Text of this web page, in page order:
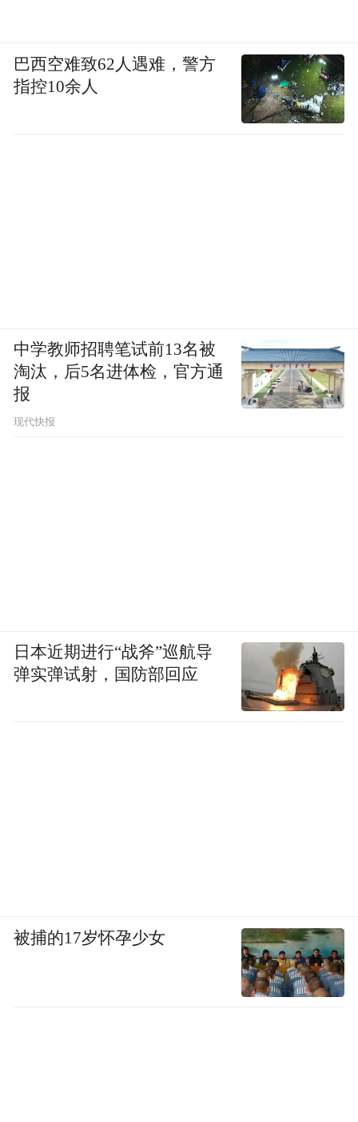
巴西空难致62人遇难，警方
指控10余人
中学教师招聘笔试前13名被
淘汰，后5名进体检，官方通
报
现代快报
日本近期进行“战斧”巡航导
弹实弹试射，国防部回应
被捕的17岁怀孕少女